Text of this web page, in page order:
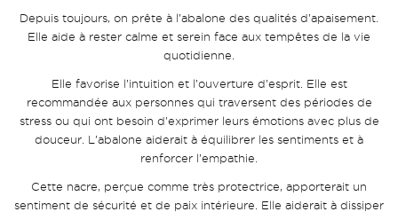
Depuis toujours, on prête à l’abalone des qualités d’apaisement.
Elle aide à rester calme et serein face aux tempêtes de la vie
quotidienne.
Elle favorise l’intuition et l’ouverture d’esprit. Elle est
recommandée aux personnes qui traversent des périodes de
stress ou qui ont besoin d’exprimer leurs émotions avec plus de
douceur. L’abalone aiderait à équilibrer les sentiments et à
renforcer l’empathie.
Cette nacre, perçue comme très protectrice, apporterait un
sentiment de sécurité et de paix intérieure. Elle aiderait à dissiper